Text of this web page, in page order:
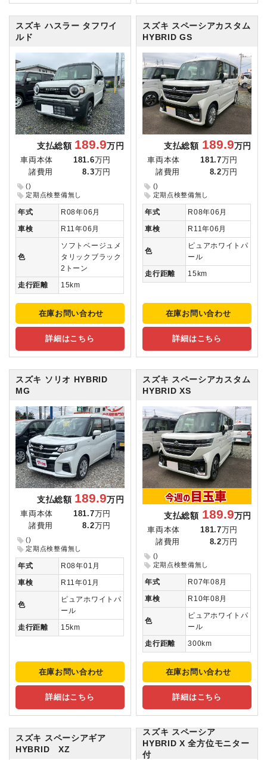
スズキ ハスラー タフワイ
ルド
支払総額 189.9万円
車両本体 181.6 万円
諸費用
8.3 万円
()
定期点検整備無し
年式
R08年06月
車検
R11年06月
色
ソフトベージュメ
タリックブラック
2トーン
走行距離
15km
在庫お問い合わせ
詳細はこちら
スズキ スペーシアカスタム
HYBRID GS
支払総額 189.9万円
車両本体 181.7 万円
諸費用
8.2 万円
()
定期点検整備無し
年式
R08年06月
車検
R11年06月
色
ピュアホワイトパ
ール
走行距離
15km
在庫お問い合わせ
詳細はこちら
スズキ ソリオ HYBRID
MG
支払総額 189.9万円
車両本体 181.7 万円
諸費用
8.2 万円
()
定期点検整備無し
年式
R08年01月
車検
R11年01月
色
ピュアホワイトパ
ール
走行距離
15km
在庫お問い合わせ
詳細はこちら
スズキ スペーシアカスタム
HYBRID XS
支払総額 189.9万円
車両本体 181.7万円
諸費用
8.2万円
()
定期点検整備無し
年式
R07年08月
車検
R10年08月
色
ピュアホワイトパ
ール
走行距離
300km
在庫お問い合わせ
詳細はこちら
スズキ スペーシアギア
HYBRID XZ
スズキ スペーシア
HYBRID X 全方位モニター
付